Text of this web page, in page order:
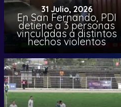
31 Julio, 2026
En San Fernando, PDI
detiene a 3 personas
vinculadas a distintos
hechos violentos